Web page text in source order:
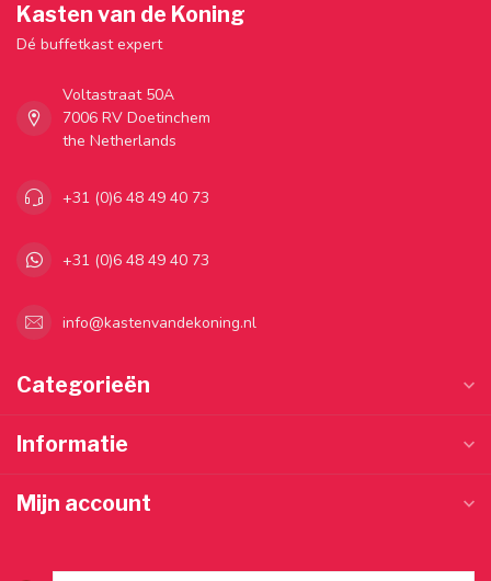
Kasten van de Koning
Dé buffetkast expert
Voltastraat 50A
7006 RV Doetinchem
the Netherlands
+31 (0)6 48 49 40 73
+31 (0)6 48 49 40 73
info@kastenvandekoning.nl
Categorieën
Informatie
Mijn account